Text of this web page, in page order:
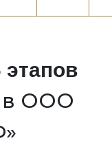
этапов
в ООО